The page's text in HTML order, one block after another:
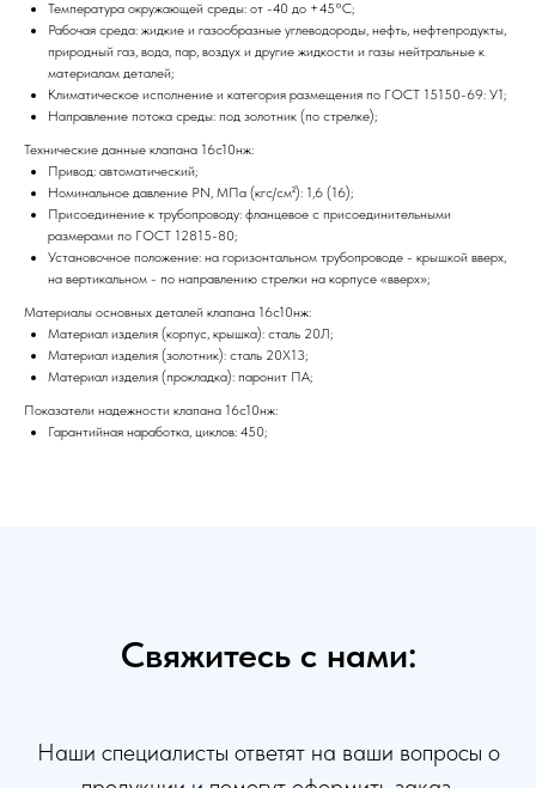
Температура окружающей среды: от -40 до +45°С;
Рабочая среда: жидкие и газообразные углеводороды, нефть, нефтепродукты,
природный газ, вода, пар, воздух и другие жидкости и газы нейтральные к
материалам деталей;
Климатическое исполнение и категория размещения по ГОСТ 15150-69: У1;
Направление потока среды: под золотник (по стрелке);
Технические данные клапана 16с10нж:
Привод: автоматический;
Номинальное давление PN, МПа (кгс/см²): 1,6 (16);
Присоединение к трубопроводу: фланцевое с присоединительными
размерами по ГОСТ 12815-80;
Установочное положение: на горизонтальном трубопроводе - крышкой вверх,
на вертикальном - по направлению стрелки на корпусе «вверх»;
Материалы основных деталей клапана 16с10нж:
Материал изделия (корпус, крышка): сталь 20Л;
Материал изделия (золотник): сталь 20Х13;
Материал изделия (прокладка): паронит ПА;
Показатели надежности клапана 16с10нж:
Гарантийная наработка, циклов: 450;
Свяжитесь с нами:
Наши специалисты ответят на ваши вопросы о